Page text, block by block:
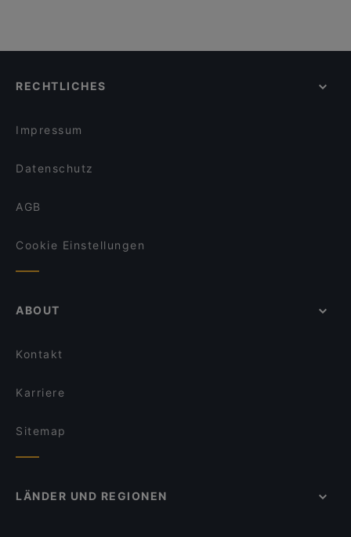
RECHTLICHES
Impressum
Datenschutz
AGB
Cookie Einstellungen
ABOUT
Kontakt
Karriere
Sitemap
LÄNDER UND REGIONEN